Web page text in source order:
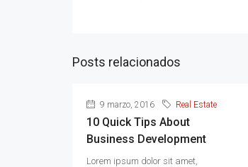
Posts relacionados
9 marzo, 2016 Real Estate
10 Quick Tips About
Business Development
Lorem ipsum dolor sit amet,